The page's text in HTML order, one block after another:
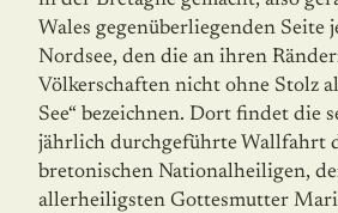
Wales gegenüberliegenden Seite
Nordsee, den die an ihren
Völkerschaften nicht ohne Stolz
See“ bezeichnen. Dort findet die
jährlich durchgeführte Wallfahrt
bretonischen Nationalheiligen,
allerheiligsten Gottesmutter